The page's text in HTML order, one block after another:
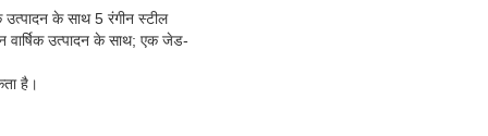
उत्पादन के साथ 5 रंगीन स्टील
वार्षिक उत्पादन के साथ; एक जेड-
है।